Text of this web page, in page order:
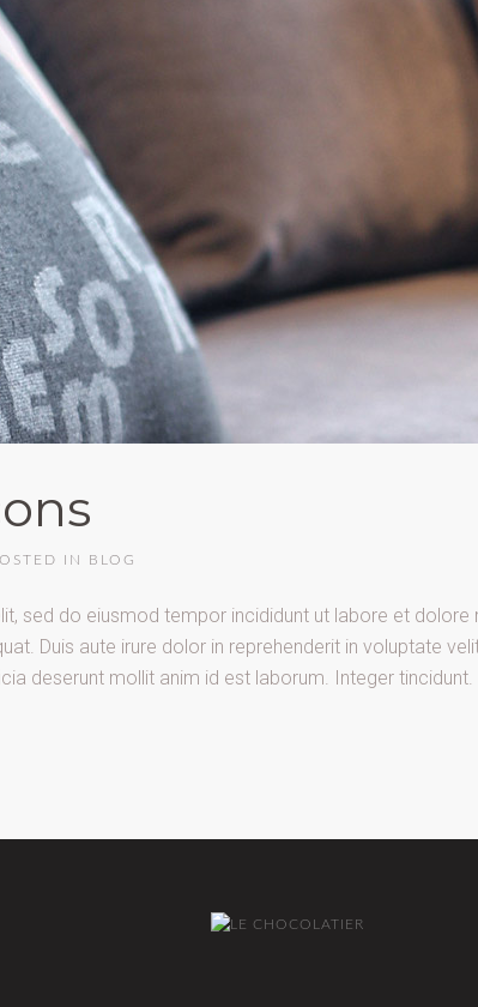
IN BLOG
sed do eiusmod tempor incididunt ut labore et
Duis aute irure dolor in reprehenderit in voluptate
deserunt mollit anim id est laborum. Integer tincidunt.